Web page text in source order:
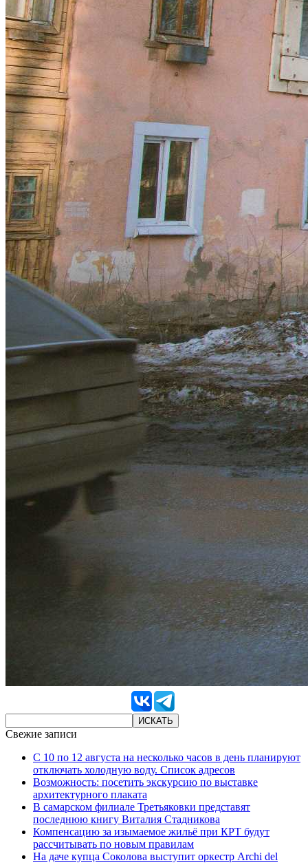
Свежие записи
С 10 по 12 августа на несколько часов в день планируют
отключать холодную воду. Список адресов
Возможность: посетить экскурсию по выставке
архитектурного плаката
В самарском филиале Третьяковки представят
последнюю книгу Виталия Стадникова
Компенсацию за изымаемое жильё при КРТ будут
рассчитывать по новым правилам
На даче купца Соколова выступит оркестр Archi del